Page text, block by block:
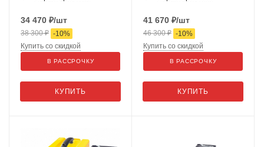
34 470 ₽/шт
38 300₽ -10%
КУПИТЬ
Купить со скидкой
В РАССРОЧКУ
41 670 ₽/шт
46 300₽ -10%
КУПИТЬ
Купить со скидкой
В РАССРОЧКУ